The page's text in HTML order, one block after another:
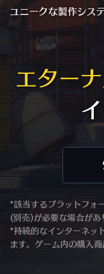
ユニークな製作シス
エター
*該当するプラットフォ
(別売)が必要な場合があ
*持続的なインターネッ
ます。ゲーム内の購入商